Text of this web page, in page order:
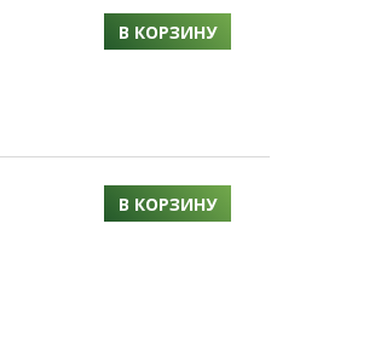
В КОРЗИНУ
В КОРЗИНУ